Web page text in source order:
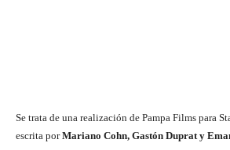
Se trata de una realización de Pampa Films para
escrita porMariano Cohn, Gastón Duprat y